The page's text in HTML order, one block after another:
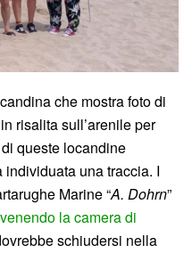
che mostra foto di
risalita sull’arenile per
queste locandine
individuata una traccia. I
Marine “A. Dohrn”
la camera di
schiudersi nella